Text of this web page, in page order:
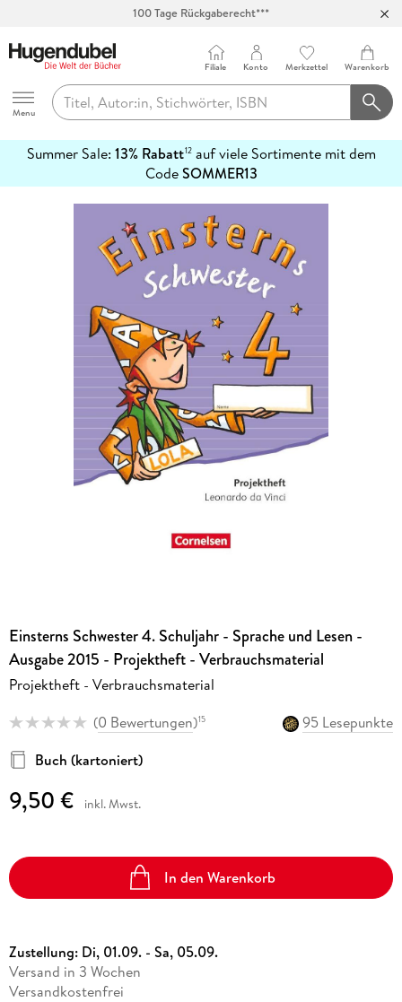
100 Tage Rückgaberecht***
Hugendubel
Menu
Filiale Konto Merkzettel Warenkorb
Summer Sale: 13% Rabatt12auf viele Sortimente mit dem
CodeSOMMER13
erfahren
Einsterns Schwester 4. Schuljahr - Sprache und Lesen -
Ausgabe 2015 - Projektheft - Verbrauchsmaterial
Projektheft - Verbrauchsmaterial
(0 Bewertungen)15
95 Lesepunkte
Buch (kartoniert)
9,50 € inkl. Mwst.
In den Warenkorb
Zustellung: Di, 01.09. - Sa, 05.09.
Versand in 3 Wochen
Versandkostenfrei